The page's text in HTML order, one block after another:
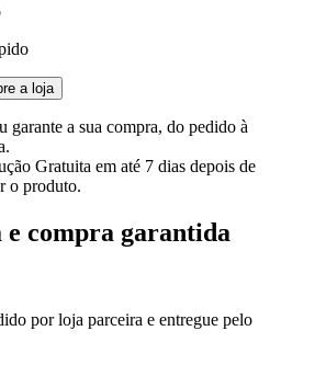
a loja
garante a sua compra, do pedido à
Gratuita em até 7 dias depois de
o produto.
e compra garantida
por loja parceira e entregue pelo